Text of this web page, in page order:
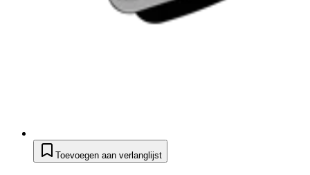
Toevoegen aan verlanglijst